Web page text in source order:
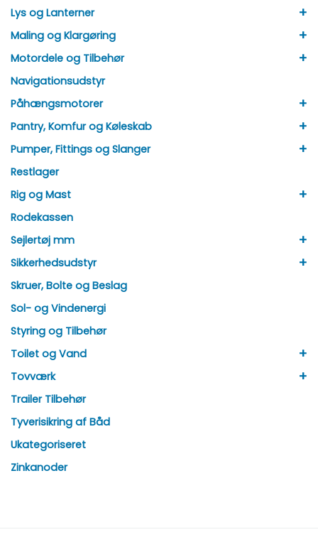
Lys og Lanterner +
Maling og Klargøring +
Motordele og Tilbehør +
Navigationsudstyr
Påhængsmotorer
+
Pantry, Komfur og Køleskab +
Pumper, Fittings og Slanger +
Restlager
Rig og Mast
+
Rodekassen
Sejlertøj mm
+
Sikkerhedsudstyr +
Skruer, Bolte og Beslag
Sol- og Vindenergi
Styring og Tilbehør
Toilet og Vand
+
Tovværk +
Trailer Tilbehør
Tyverisikring af Båd
Ukategoriseret
Zinkanoder